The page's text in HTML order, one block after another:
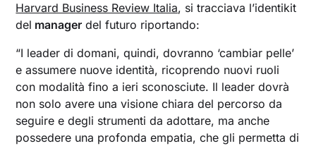
Harvard Business Review Italia, si tracciava l’identikit
del manager del futuro riportando:
“I leader di domani, quindi, dovranno ‘cambiar pelle’
e assumere nuove identità, ricoprendo nuovi ruoli
con modalità fino a ieri sconosciute. Il leader dovrà
non solo avere una visione chiara del percorso da
seguire e degli strumenti da adottare, ma anche
possedere una profonda empatia, che gli permetta di